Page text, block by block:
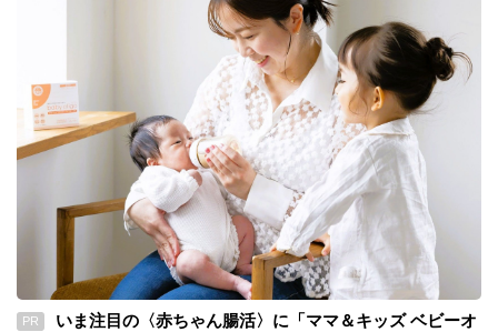
PR
いま注目の〈赤ちゃん腸活〉に「ママ＆キッズ ベビーオ